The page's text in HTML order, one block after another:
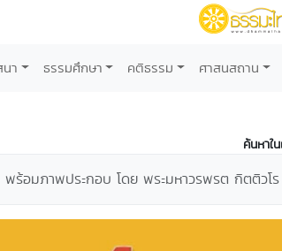
า ธรรมศึกษา คติธรรม ศาสนสถาน
ค้นหาใ
ร้อมภาพประกอบ โดย พระมหาวรพรต กิตติวโร